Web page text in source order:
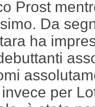
Prost
Da
ha
per